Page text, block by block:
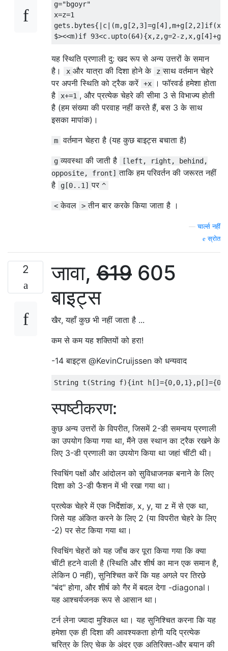
    string(Format),!,
    format(Format,List),
    flush_output,
    Y = List
    write(X),
    flush_output,
    Y = X.
brachylog_head(X,Y) :-
    string(X),!,
    sub_string(X, 0, 1, _, Y)
    ;
    number(X),!,
    number_codes(X,[A|_]),
    number_codes(Y,[A])
    ;
    atom(X),!,
    atom_codes(X,[A|_]),
    atom_codes(Y,[A])
g="bgoyr"
x=z=1
gets . bytes{| c |(m,g [2,3]=g [4],m+g [2,2] if(x
$><<m)if 93<c. upto(64){x,z,g=2-z,x,g [4]+g
यह स्थिति प्रणाली दु: खद रूप से अन्य उत्तरों के समान
है।
x और यात्रा की दिशा होने के z साथ वर्तमान चेहरे
पर अपनी स्थिति को ट्रैक करें
+x
। फॉरवर्ड हमेशा होता
है
x+=1 , और प्रत्येक चेहरे की सीमा 3 से विभाज्य होती
है (हम संख्या की परवाह नहीं करते हैं, बस 3 के साथ
इसका मापांक)।
m वर्तमान चेहरा है (यह कुछ बाइट्स बचाता है)
g व्यवस्था की जाती है
[left, right, behind,
opposite, front] ताकि हम परिवर्तन की जरूरत नहीं
है
g[0..1] पर ^
< केवल > तीन बार करके किया जाता है ।
—चार्ल्स नहीं
स्रोत
2 जावा, 619 605
बाइट्स
खैर, यहाँ कुछ भी नहीं जाता है ...
कम से कम यह शक्तियों को हरा!
-14 बाइट्स @KevinCruijssen को धन्यवाद
स्पष्टीकरण:
कुछ अन्य उत्तरों के विपरीत, जिसमें 2-डी समन्वय प्रणाली
का उपयोग किया गया था, मैंने उस स्थान का ट्रैक रखने के
लिए 3-डी प्रणाली का उपयोग किया था जहां चींटी थी।
स्विचिंग पक्षों और आंदोलन को सुविधाजनक बनाने के लिए
दिशा को 3-डी फैशन में भी रखा गया था।
प्रत्येक चेहरे में एक निर्देशांक, x, y, या z में से एक था,
जिसे यह अंकित करने के लिए 2 (या विपरीत चेहरे के लिए
-2) पर सेट किया गया था।
स्विचिंग चेहरों को यह जाँच कर पूरा किया गया कि क्या
चींटी हटने वाली है (स्थिति और शीर्ष का मान एक समान है,
लेकिन 0 नहीं), सुनिश्चित करें कि यह अगले पर तिरछे
"बंद" होगा, और शीर्ष को गैर में बदल देगा -diagonal।
यह आश्चर्यजनक रूप से आसान था।
टर्न लेना ज्यादा मुश्किल था। यह सुनिश्चित करना कि यह
हमेशा एक ही दिशा की आवश्यकता होगी यदि प्रत्येक
चरित्र के लिए चेक के अंदर एक अतिरिक्त-और बयान की